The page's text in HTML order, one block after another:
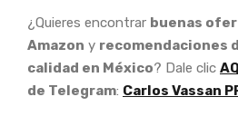
¿Quieres encontrar buenas
Amazon y recomendaciones
calidad en México? Dale clic
de Telegram: Carlos Vassan